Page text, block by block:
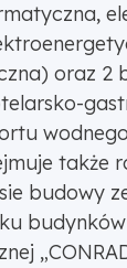
oraz 2
także
budowy